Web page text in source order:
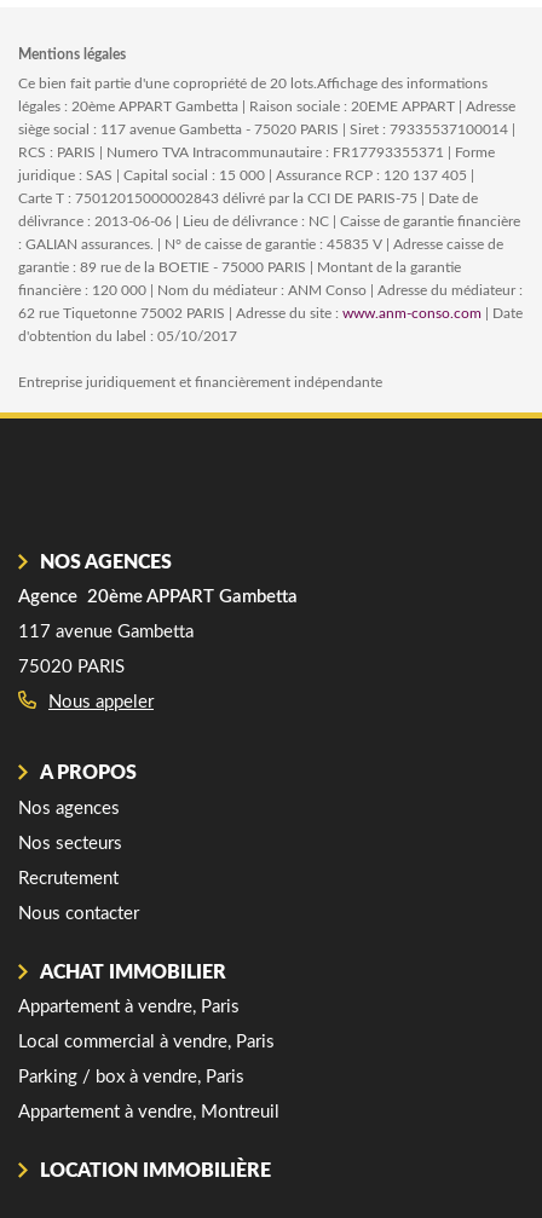
Mentions légales
Ce bien fait partie d'une copropriété de 20 lots.Affichage des informations
légales : 20ème APPART Gambetta | Raison sociale : 20EME APPART | Adresse
siège social : 117 avenue Gambetta - 75020 PARIS | Siret : 79335537100014 |
RCS : PARIS | Numero TVA Intracommunautaire : FR17793355371 | Forme
juridique : SAS | Capital social : 15 000 | Assurance RCP : 120 137 405 |
Carte T : 75012015000002843 délivré par la CCI DE PARIS-75 | Date de
délivrance : 2013-06-06 | Lieu de délivrance : NC | Caisse de garantie financière
: GALIAN assurances. | N° de caisse de garantie : 45835 V | Adresse caisse de
garantie : 89 rue de la BOETIE - 75000 PARIS | Montant de la garantie
financière : 120 000 | Nom du médiateur : ANM Conso | Adresse du médiateur :
62 rue Tiquetonne 75002 PARIS | Adresse du site : www.anm-conso.com | Date
d'obtention du label : 05/10/2017
Entreprise juridiquement et financièrement indépendante
NOS AGENCES
Agence 20ème APPART Gambetta
117 avenue Gambetta
75020 PARIS
Nous appeler
A PROPOS
Nos agences
Nos secteurs
Recrutement
Nous contacter
ACHAT IMMOBILIER
Appartement à vendre, Paris
Local commercial à vendre, Paris
Parking / box à vendre, Paris
Appartement à vendre, Montreuil
LOCATION IMMOBILIÈRE